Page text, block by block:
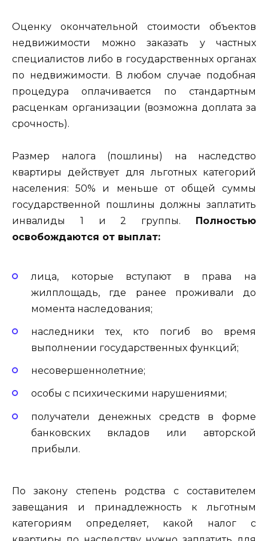
Оценку окончательной стоимости объектов
недвижимости можно заказать у частных
специалистов либо в государственных органах
по недвижимости. В любом случае подобная
процедура оплачивается по стандартным
расценкам организации (возможна доплата за
срочность).
Размер налога (пошлины) на наследство
квартиры действует для льготных категорий
населения: 50% и меньше от общей суммы
государственной пошлины должны заплатить
инвалиды 1 и 2 группы.
Полностью
освобождаются от выплат:
лица, которые вступают в права на
жилплощадь, где ранее проживали до
момента наследования;
наследники тех, кто погиб во время
выполнении государственных функций;
несовершеннолетние;
особы с психическими нарушениями;
получатели денежных средств в форме
банковских вкладов или авторской
прибыли.
По закону степень родства с составителем
завещания и принадлежность к льготным
категориям определяет, какой налог с